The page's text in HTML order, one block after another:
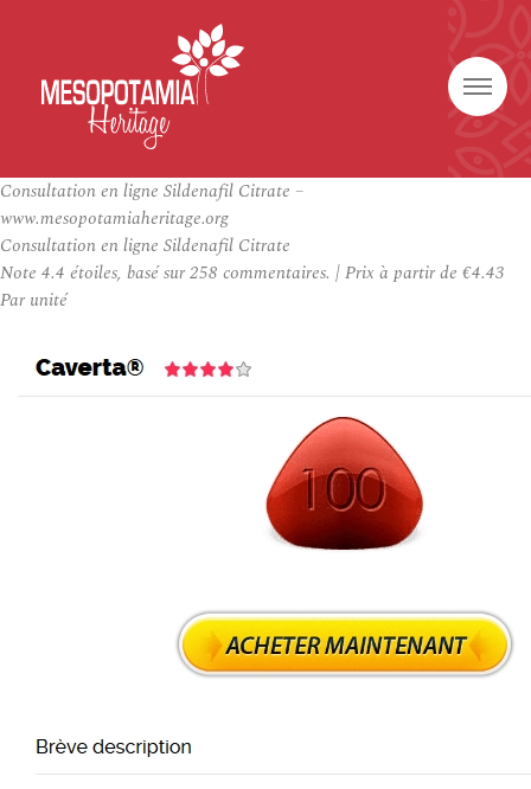
Consultation en ligne Sildenafil Citrate –
www.mesopotamiaheritage.org
Consultation en ligne Sildenafil Citrate
Note 4.4 étoiles, basé sur258 commentaires. |Prix à partir de €4.43
Par unité